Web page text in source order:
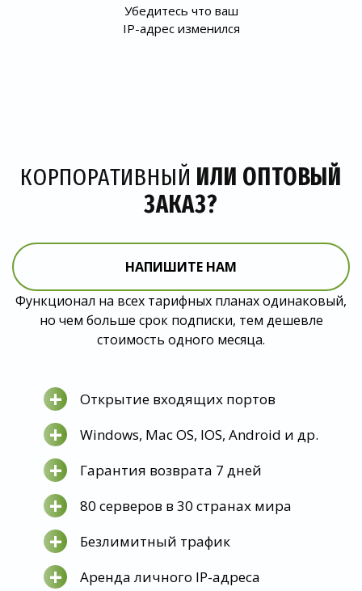
Убедитесь что ваш
IP-адрес изменился
КОРПОРАТИВНЫЙ ИЛИ ОПТОВЫЙ
ЗАКАЗ?
НАПИШИТЕ НАМ
Функционал на всех тарифных планах одинаковый,
но чем больше срок подписки, тем дешевле
стоимость одного месяца.
+ Открытие входящих портов
+ Windows, Mac OS, IOS, Android и др.
+ Гарантия возврата 7 дней
+ 80 серверов в 30 странах мира
+ Безлимитный трафик
+ Аренда личного IP-адреса